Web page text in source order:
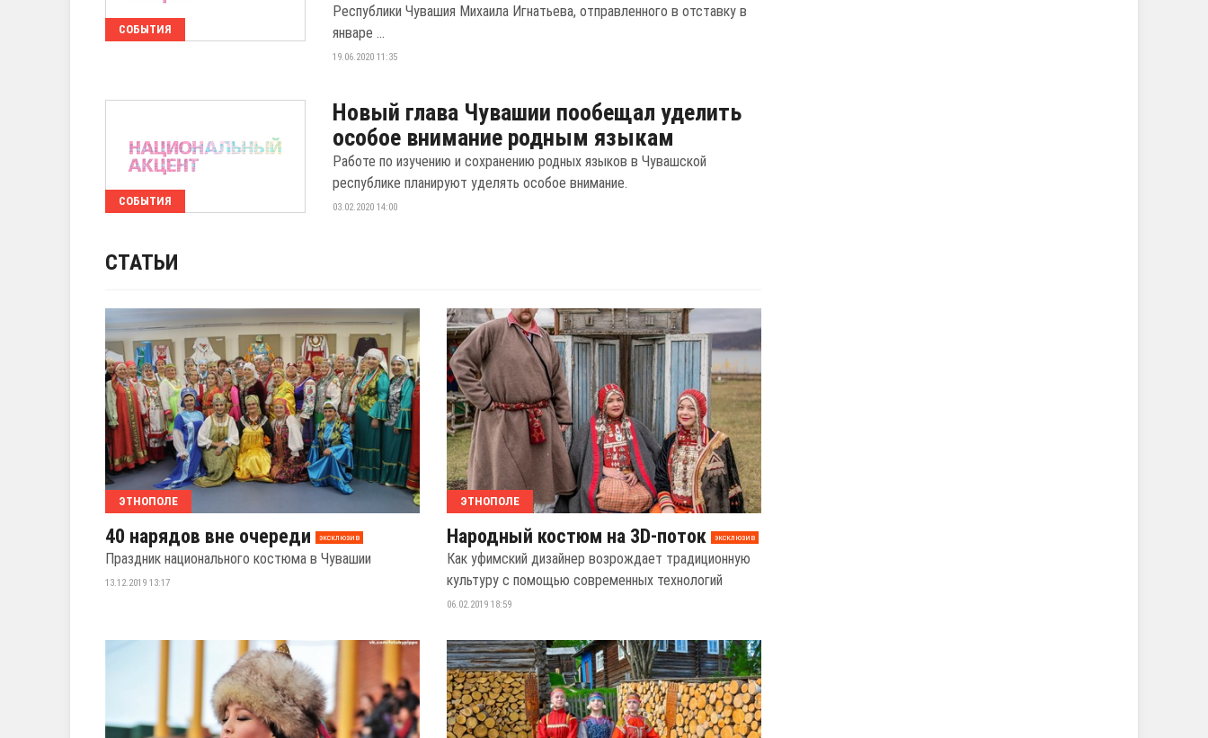
СОБЫТИЯ
Республики Чувашия Михаила Игнатьева, отправленного в отставку в
январе ...
19.06.2020 11:35
СОБЫТИЯ
Новый глава Чувашии пообещал уделить
особое внимание родным языкам
Работе по изучению и сохранению родных языков в Чувашской
республике планируют уделять особое внимание.
03.02.2020 14:00
СТАТЬИ
ЭТНОПОЛЕ
40 нарядов вне очереди эксклюзив
Праздник национального костюма в Чувашии
13.12.2019 13:17
ЭТНОПОЛЕ
Народный костюм на 3D-поток эксклюзив
Как уфимский дизайнер возрождает традиционную
культуру с помощью современных технологий
06.02.2019 18:59